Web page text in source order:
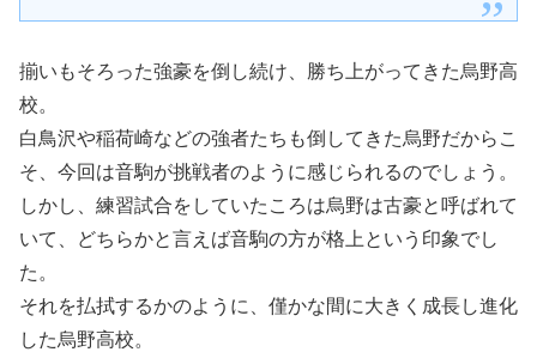
揃いもそろった強豪を倒し続け、勝ち上がってきた烏野高
校。
白鳥沢や稲荷崎などの強者たちも倒してきた烏野だからこ
そ、今回は音駒が挑戦者のように感じられるのでしょう。
しかし、練習試合をしていたころは烏野は古豪と呼ばれて
いて、どちらかと言えば音駒の方が格上という印象でし
た。
それを払拭するかのように、僅かな間に大きく成長し進化
した烏野高校。